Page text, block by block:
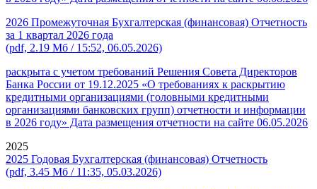
2026 Промежуточная Бухгалтерская (финансовая) Отчетность
за 1 квартал 2026 года
(pdf, 2.19 Мб / 15:52, 06.05.2026)
раскрыта с учетом требований Решения Совета Директоров
Банка России от 19.12.2025 «О требованиях к раскрытию
кредитными организациями (головными кредитными
организациями банковских групп) отчетности и информации
в 2026 году» Дата размещения отчетности на сайте 06.05.2026
2025
2025 Годовая Бухгалтерская (финансовая) Отчетность
(pdf, 3.45 Мб / 11:35, 05.03.2026)